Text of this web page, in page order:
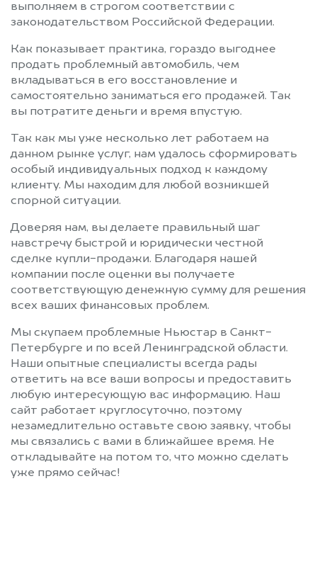
выполняем в строгом соответствии с
законодательством Российской Федерации.
Как показывает практика, гораздо выгоднее
продать проблемный автомобиль, чем
вкладываться в его восстановление и
самостоятельно заниматься его продажей. Так
вы потратите деньги и время впустую.
Так как мы уже несколько лет работаем на
данном рынке услуг, нам удалось сформировать
особый индивидуальных подход к каждому
клиенту. Мы находим для любой возникшей
спорной ситуации.
Доверяя нам, вы делаете правильный шаг
навстречу быстрой и юридически честной
сделке купли-продажи. Благодаря нашей
компании после оценки вы получаете
соответствующую денежную сумму для решения
всех ваших финансовых проблем.
Мы скупаем проблемные Ньюстар в Санкт-
Петербурге и по всей Ленинградской области.
Наши опытные специалисты всегда рады
ответить на все ваши вопросы и предоставить
любую интересующую вас информацию. Наш
сайт работает круглосуточно, поэтому
незамедлительно оставьте свою заявку, чтобы
мы связались с вами в ближайшее время. Не
откладывайте на потом то, что можно сделать
уже прямо сейчас!